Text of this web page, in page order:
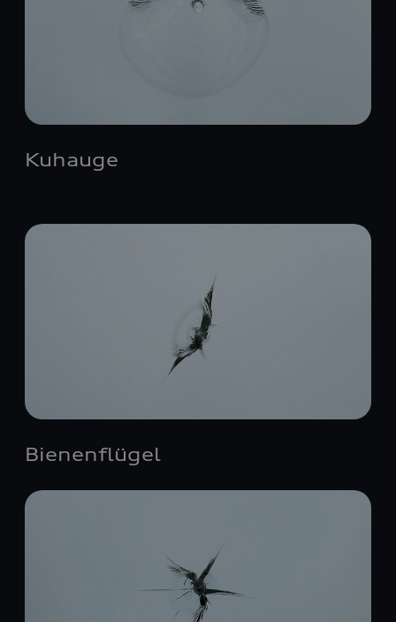
Kuhauge
Bienenflügel